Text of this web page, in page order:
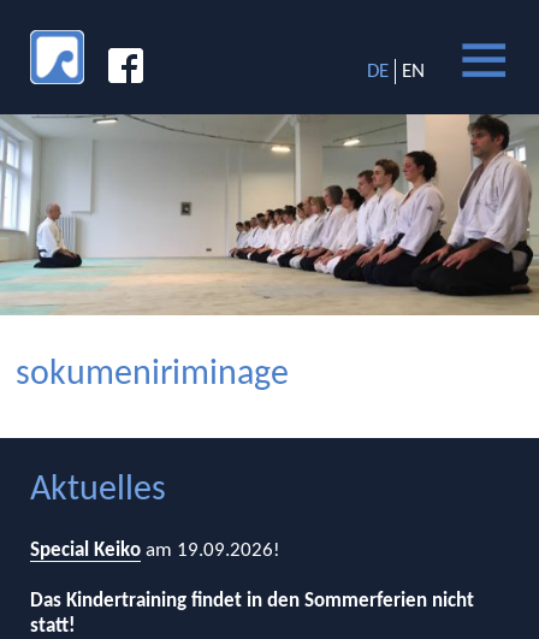
DE EN
sokumeniriminage
Aktuelles
Special Keiko am 19.09.2026!
Das Kindertraining findet in den Sommerferien nicht
statt!